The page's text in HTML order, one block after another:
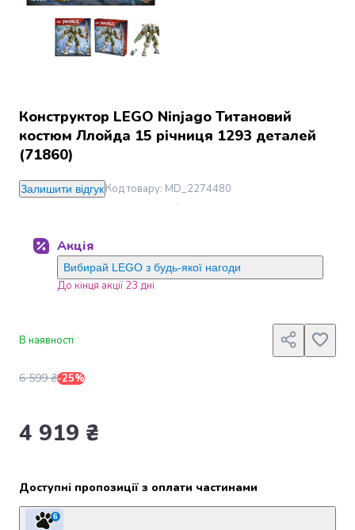
Джин
Ром
Текіла
і
наливки
Настоянки,
біттери
Саке
Слабоалкогольні
напої
меди
набори
алкоголю
і
напої
Макаронні
вироби
Конструктор LEGO Ninjago Титановий
костюм Ллойда 15 річниця 1293 деталей
(71860)
Залишити відгукКод товару: MD_2274480
Акція
Вибирай LEGO з будь-якої нагоди
До кінця акції 23 дні
В наявності
6 599 ₴-25%
4 919 ₴
Доступні пропозиції з оплати частинами
6